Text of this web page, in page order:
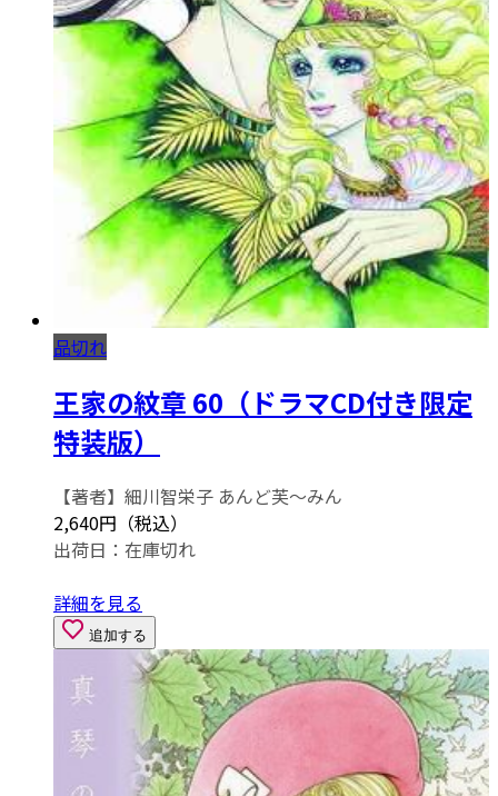
品切れ
王家の紋章 60（ドラマCD付き限定
特装版）
【著者】細川智栄子 あんど芙～みん
2,640円（税込）
出荷日： 在庫切れ
詳細を見る
追加する